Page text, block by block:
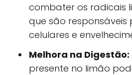
combater os radicais
que são responsáveis
celulares e
Melhora na Digestão:
presente no limão